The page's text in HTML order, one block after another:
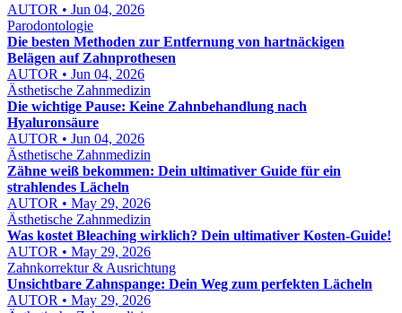
AUTOR • Jun 04, 2026
Parodontologie
Die besten Methoden zur Entfernung von hartnäckigen
Belägen auf Zahnprothesen
AUTOR • Jun 04, 2026
Ästhetische Zahnmedizin
Die wichtige Pause: Keine Zahnbehandlung nach
Hyaluronsäure
AUTOR • Jun 04, 2026
Ästhetische Zahnmedizin
Zähne weiß bekommen: Dein ultimativer Guide für ein
strahlendes Lächeln
AUTOR • May 29, 2026
Ästhetische Zahnmedizin
Was kostet Bleaching wirklich? Dein ultimativer Kosten-Guide!
AUTOR • May 29, 2026
Zahnkorrektur & Ausrichtung
Unsichtbare Zahnspange: Dein Weg zum perfekten Lächeln
AUTOR • May 29, 2026